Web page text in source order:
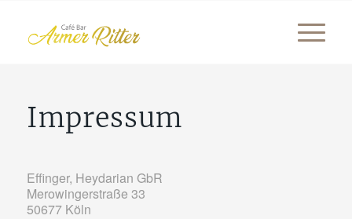
Impressum
Effinger, Heydarian GbR
Merowingerstraße 33
50677 Köln